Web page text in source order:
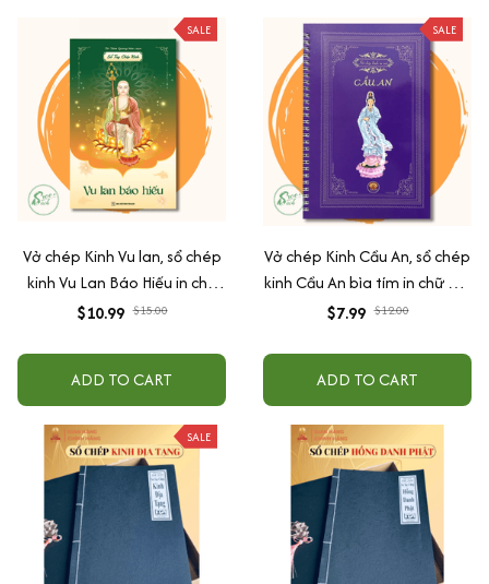
SALE
Vở chép Kinh Vu lan, sổ chép
kinh Vu Lan Báo Hiếu in chữ
mờ loại giấy cao cấp dày dặn
$10.99 $15.00
ADD TO CART
SALE
Vở chép Kinh Cầu An, sổ chép
kinh Cầu An bìa tím in chữ mờ
loại cao cấp dày dặn
$7.99 $12.00
ADD TO CART
SALE